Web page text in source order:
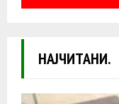
НАЈЧИТАНИ.